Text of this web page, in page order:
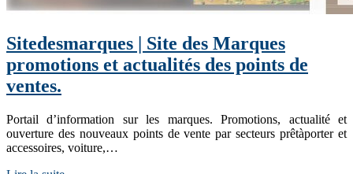
Site­des­mar­ques | Site des Marques
promotions et actualités des points de
ventes.
Portail d’information sur les marques. Promotions, actualité et
ouverture des nouveaux points de vente par secteurs prêtàporter et
accessoires, voiture,…